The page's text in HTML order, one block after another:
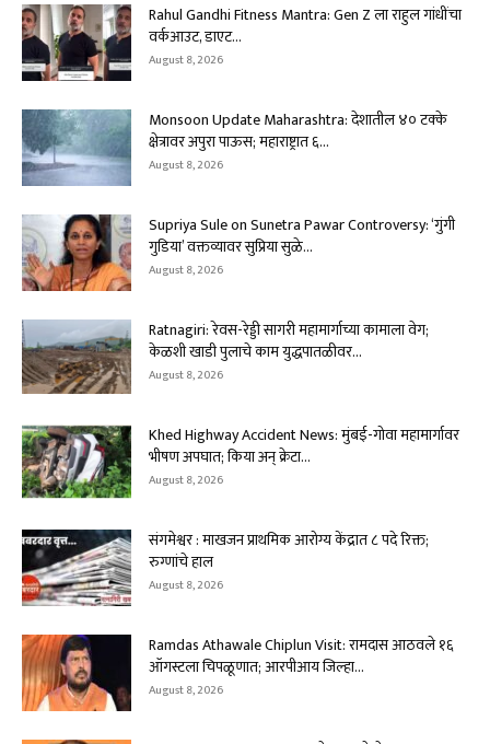
Rahul Gandhi Fitness Mantra: Gen Z ला राहुल गांधींचा
वर्कआउट, डाएट...
August 8, 2026
Monsoon Update Maharashtra: देशातील ४० टक्के
क्षेत्रावर अपुरा पाऊस; महाराष्ट्रात ६...
August 8, 2026
Supriya Sule on Sunetra Pawar Controversy: ‘गुंगी
गुडिया’ वक्तव्यावर सुप्रिया सुळे...
August 8, 2026
Ratnagiri: रेवस-रेड्डी सागरी महामार्गाच्या कामाला वेग;
केळशी खाडी पुलाचे काम युद्धपातळीवर...
August 8, 2026
Khed Highway Accident News: मुंबई-गोवा महामार्गावर
भीषण अपघात; किया अन् क्रेटा...
August 8, 2026
संगमेश्वर : माखजन प्राथमिक आरोग्य केंद्रात ८ पदे रिक्त;
रुग्णांचे हाल
August 8, 2026
Ramdas Athawale Chiplun Visit: रामदास आठवले १६
ऑगस्टला चिपळूणात; आरपीआय जिल्हा...
August 8, 2026